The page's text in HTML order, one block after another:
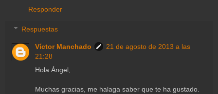
Responder
Respuestas
Víctor Manchado
21 de agosto de 2013 a las
21:28
Hola Ángel,
Muchas gracias, me halaga saber que te ha gustado.